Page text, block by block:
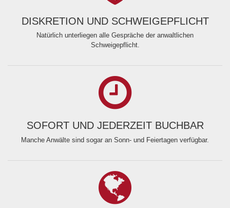
DISKRETION UND SCHWEIGEPFLICHT
Natürlich unterliegen alle Gespräche der anwaltlichen
Schweigepflicht.
SOFORT UND JEDERZEIT BUCHBAR
Manche Anwälte sind sogar an Sonn- und Feiertagen verfügbar.